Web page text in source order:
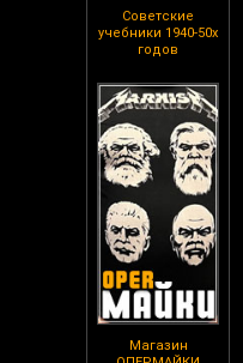
Советские
учебники 1940-50х
годов
Магазин